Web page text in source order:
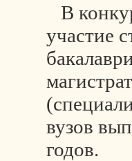
В
участие
вузов
годов.